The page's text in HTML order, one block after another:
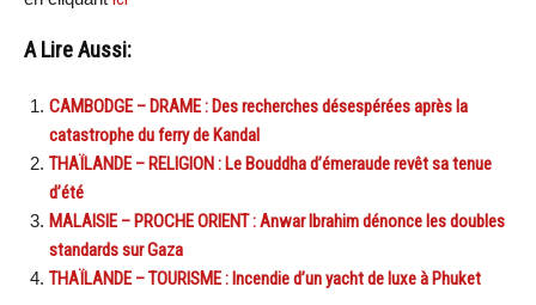
A Lire Aussi:
CAMBODGE – DRAME : Des recherches désespérées après la
catastrophe du ferry de Kandal
THAÏLANDE – RELIGION : Le Bouddha d’émeraude revêt sa tenue
d’été
MALAISIE – PROCHE ORIENT : Anwar Ibrahim dénonce les doubles
standards sur Gaza
THAÏLANDE – TOURISME : Incendie d’un yacht de luxe à Phuket